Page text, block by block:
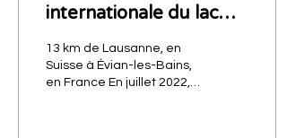
internationale du lac
Léman à la nage
13 km de Lausanne, en
Suisse à Évian-les-Bains,
en France En juillet 2022,